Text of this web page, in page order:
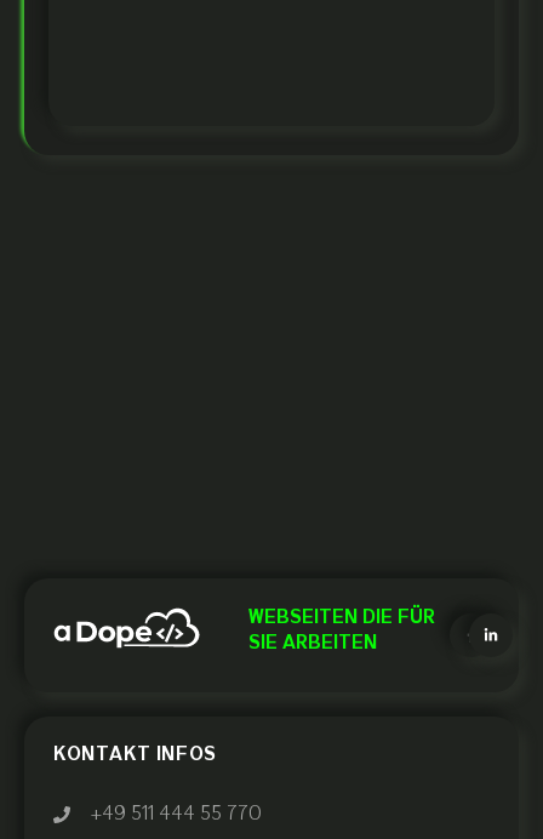
WEBSEITEN DIE FÜR
SIE ARBEITEN
KONTAKT INFOS
+49 511 444 55 770